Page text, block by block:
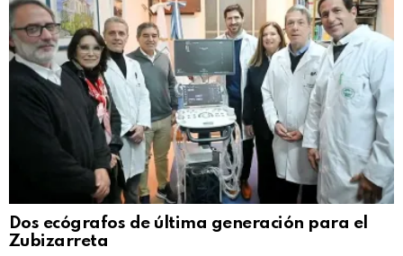
Dos ecógrafos de última generación para el
Zubizarreta